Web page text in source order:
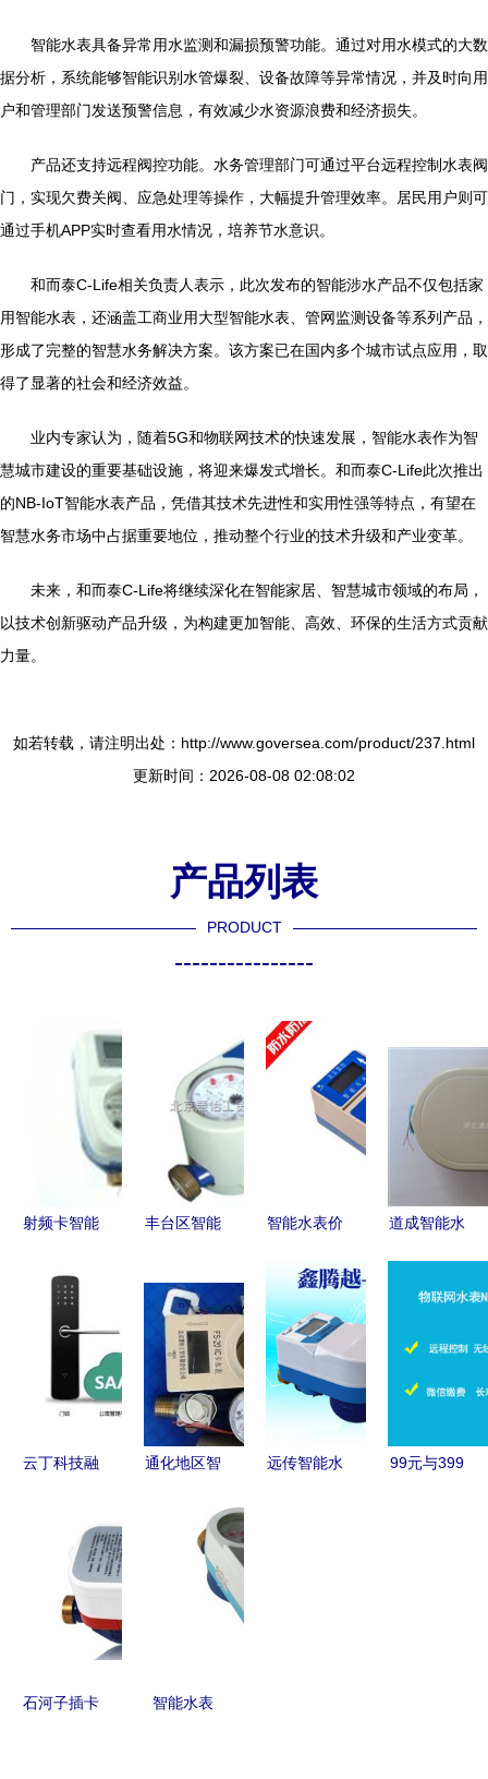
智能水表具备异常用水监测和漏损预警功能。通过对用水模式的大数
据分析，系统能够智能识别水管爆裂、设备故障等异常情况，并及时向用
户和管理部门发送预警信息，有效减少水资源浪费和经济损失。
产品还支持远程阀控功能。水务管理部门可通过平台远程控制水表阀
门，实现欠费关阀、应急处理等操作，大幅提升管理效率。居民用户则可
通过手机APP实时查看用水情况，培养节水意识。
和而泰C-Life相关负责人表示，此次发布的智能涉水产品不仅包括家
用智能水表，还涵盖工商业用大型智能水表、管网监测设备等系列产品，
形成了完整的智慧水务解决方案。该方案已在国内多个城市试点应用，取
得了显著的社会和经济效益。
业内专家认为，随着5G和物联网技术的快速发展，智能水表作为智
慧城市建设的重要基础设施，将迎来爆发式增长。和而泰C-Life此次推出
的NB-IoT智能水表产品，凭借其技术先进性和实用性强等特点，有望在
智慧水务市场中占据重要地位，推动整个行业的技术升级和产业变革。
未来，和而泰C-Life将继续深化在智能家居、智慧城市领域的布局，
以技术创新驱动产品升级，为构建更加智能、高效、环保的生活方式贡献
力量。
如若转载，请注明出处：http://www.goversea.com/product/237.html
更新时间：2026-08-08 02:08:02
产品列表
PRODUCT
----------------
射频卡智能
水务的关键
丰台区智能
价解析与选
购指南
智能水表价
流品牌公寓
用型号报价
与选购建议
道成智能水
慧水务新篇
云丁科技融
跑智能家
居，以“智
能门锁界
iPhone”理
念构建安全
居住新生态
通化地区智
解析与产品
供应指南
远传智能水
99元与399
石河子插卡
智能水表